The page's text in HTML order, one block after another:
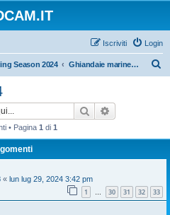
Login
Iscriviti
Season 2024 Ghiandaie marine 2024
Cerca
• Pagina 1 di 1
« lun lug 29, 2024 3:42 pm
1 … 30 31 32 33